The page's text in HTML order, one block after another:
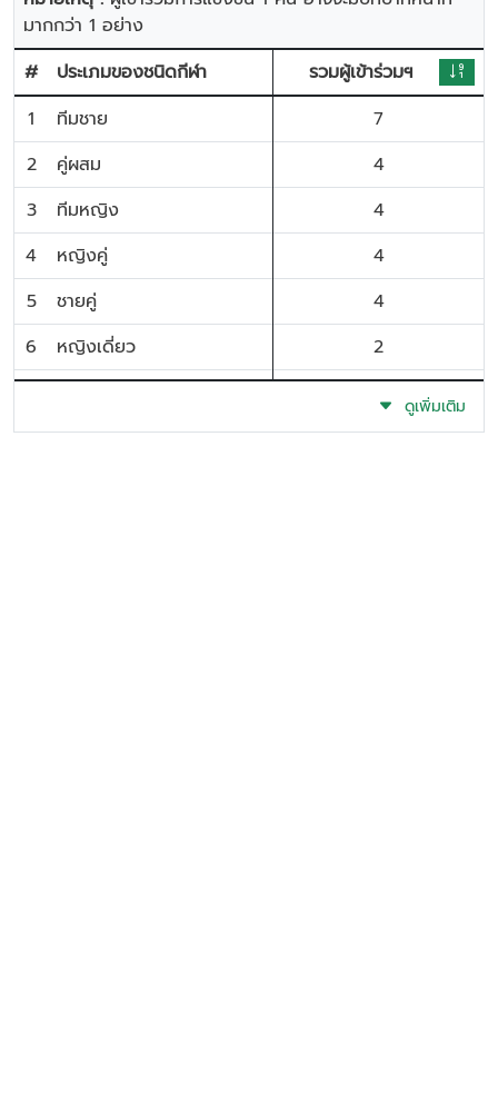
มากกว่า 1 อย่าง
#
ประเภมของชนิดกีฬา
รวมผู้เข้าร่วมฯ
1
ทีมชาย
7
2
คู่ผสม
4
3
ทีมหญิง
4
4
หญิงคู่
4
5
ชายคู่
4
6
หญิงเดี่ยว
2
ดูเพิ่มเติม